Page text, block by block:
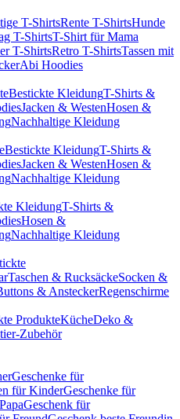
T-ShirtsRente T-ShirtsHunde
T-ShirtsT-Shirt für Mama
T-ShirtsRetro T-ShirtsTassen mit
Abi Hoodies
Bestickte KleidungT-Shirts &
Jacken & WestenHosen &
Nachhaltige Kleidung
Bestickte KleidungT-Shirts &
Jacken & WestenHosen &
Nachhaltige Kleidung
KleidungT-Shirts &
Hosen &
Nachhaltige Kleidung
Taschen & RucksäckeSocken &
& AnsteckerRegenschirme
ProdukteKücheDeko &
Zubehör
Geschenke für
für KinderGeschenke für
Geschenk für